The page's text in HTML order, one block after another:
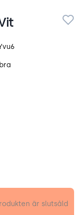
är slutsåld